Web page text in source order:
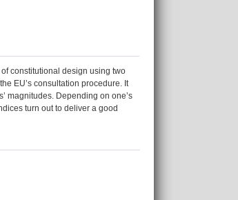
constitutional design using two
EU’s consultation procedure. It
magnitudes. Depending on one’s
turn out to deliver a good